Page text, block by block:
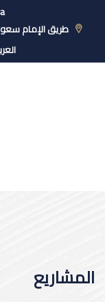
طريق الإمام سعود
المشاريع